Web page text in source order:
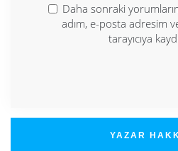
Daha sonraki
adım, e-posta adresim
tarayıcıya
YAZAR